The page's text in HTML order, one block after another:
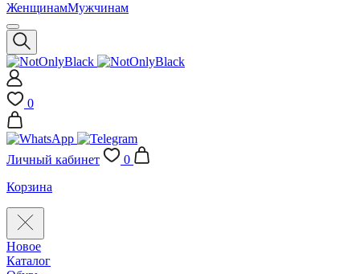
ЖенщинамМужчинам
0
Личный кабинет
0
Корзина
Новое
Каталог